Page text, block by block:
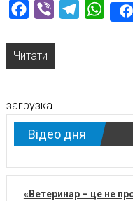
Facebook
Viber Telegram
Читати
загрузка...
Відео дня
«Ветеринар – це не